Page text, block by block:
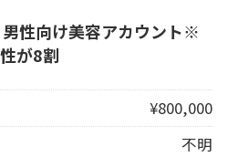
男性向け美容アカウント※
が8割
¥800,000
不明